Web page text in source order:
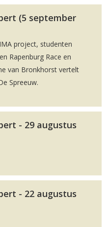
(5 september
project, studenten
Rapenburg Race en
van Bronkhorst vertelt
Spreeuw.
- 29 augustus
- 22 augustus